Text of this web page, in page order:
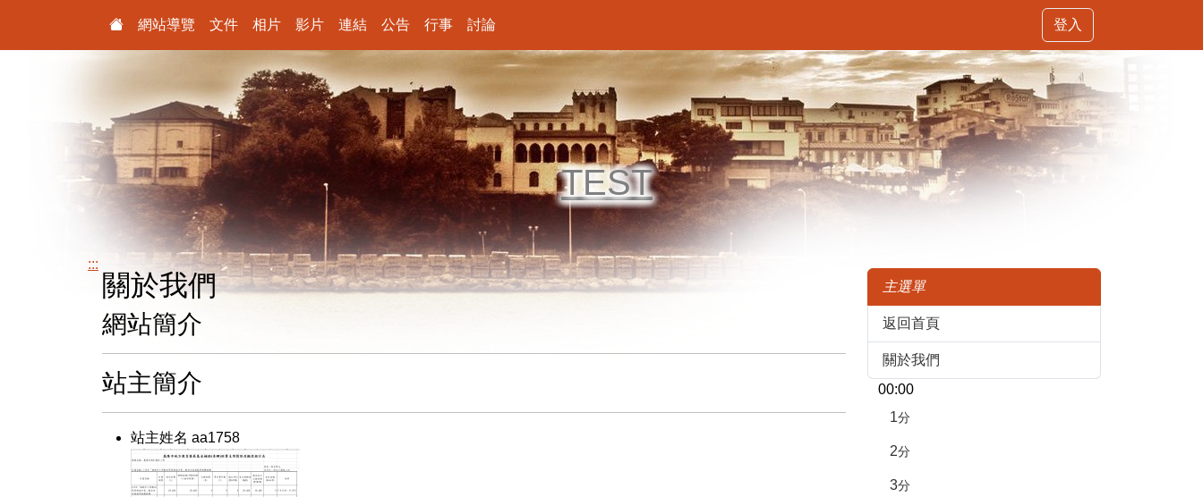
網站導覽
文件 相片 影片 連結 公告 行事 討論 登入
TEST
:::
關於我們
網站簡介
站主簡介
站主姓名 aa1758
主選單
返回首頁
關於我們
00:00
1分
2分
3分